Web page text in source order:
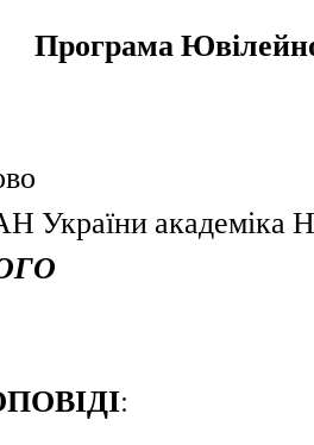
Програма
України
: